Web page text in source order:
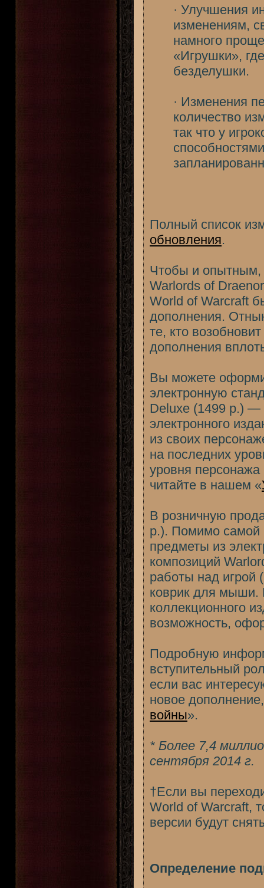
· Улучшения
изменениям,
намного
«Игрушки»,
безделушки.
· Изменения
количество
так что у
Полный список
обновления.
Чтобы и опытным,
Warlords of
World of Warcraft
дополнения.
те, кто
дополнения
Вы можете
электронную
Deluxe (1499 р.) —
электронного
из своих
на последних
уровня
читайте в нашем «
В розничную
р.). Помимо самой
предметы из
композиций
работы над игрой
коврик для мыши.
коллекционного
возможность,
Подробную
вступительный
если вас
новое
войны».
* Более 7,4
сентября 2014 г.
†Если вы
World of Warcraft,
версии будут
Определение